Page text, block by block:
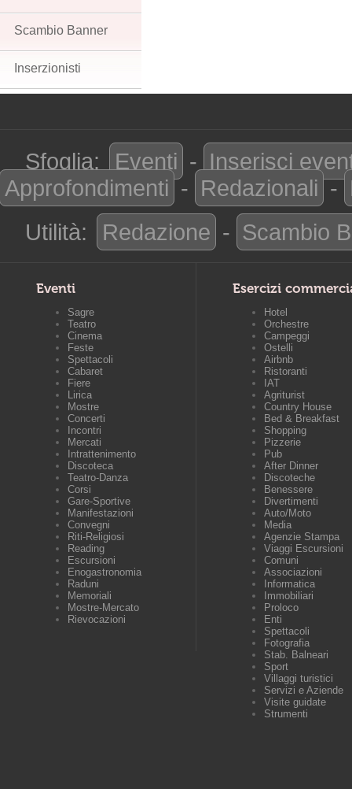
Scambio Banner
Inserzionisti
Sfoglia: Eventi - Inserisci
Approfondimenti - Redazionali -
Utilità:
Redazione - Scambio
Eventi
Sagre
Teatro
Cinema
Feste
Spettacoli
Cabaret
Fiere
Lirica
Mostre
Concerti
Incontri
Mercati
Intrattenimento
Discoteca
Teatro-Danza
Corsi
Gare-Sportive
Manifestazioni
Convegni
Riti-Religiosi
Reading
Escursioni
Enogastronomia
Raduni
Memoriali
Mostre-Mercato
Rievocazioni
Esercizi
Hotel
Orchestre
Campeggi
Ostelli
Airbnb
Ristoranti
IAT
Agriturist
Country House
Bed & Breakfast
Shopping
Pizzerie
Pub
After Dinner
Discoteche
Benessere
Divertimenti
Auto/Moto
Media
Agenzie Stampa
Viaggi Escursioni
Comuni
Associazioni
Informatica
Immobiliari
Proloco
Enti
Spettacoli
Fotografia
Stab. Balneari
Sport
Villaggi turistici
Servizi e Aziende
Visite guidate
Strumenti